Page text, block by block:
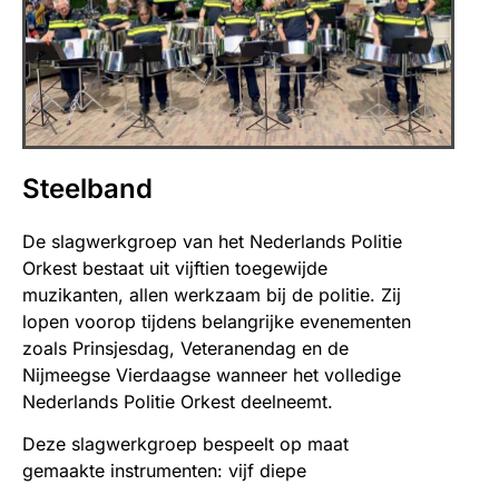
Steelband
De slagwerkgroep van het Nederlands Politie
Orkest bestaat uit vijftien toegewijde
muzikanten, allen werkzaam bij de politie. Zij
lopen voorop tijdens belangrijke evenementen
zoals Prinsjesdag, Veteranendag en de
Nijmeegse Vierdaagse wanneer het volledige
Nederlands Politie Orkest deelneemt.
Deze slagwerkgroep bespeelt op maat
gemaakte instrumenten: vijf diepe